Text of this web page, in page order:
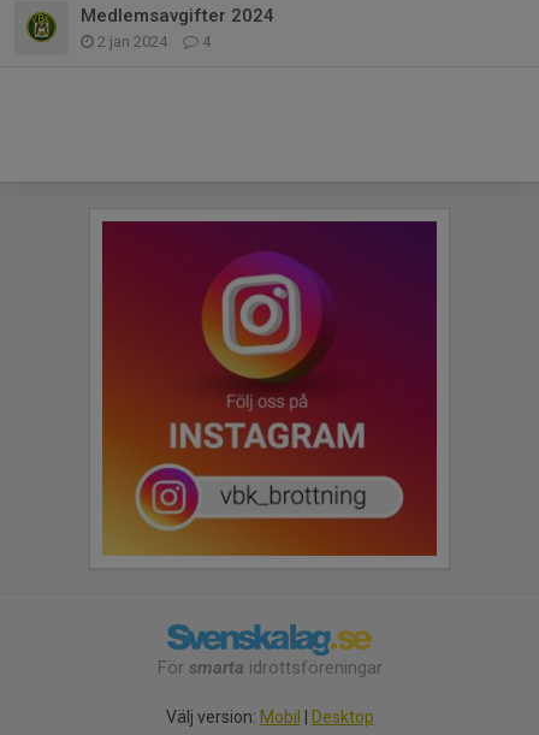
Medlemsavgifter 2024
2 jan 2024 4
För smarta idrottsföreningar
Välj version: Mobil | Desktop